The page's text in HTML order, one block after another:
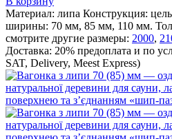
Материал: липа Конструкция:
ширины: 70 мм, 85 мм, 110 мм.
смотрите другие размеры: 2000,
Доставка: 20% предоплата и по
SAT, Delivery, Meest Express)